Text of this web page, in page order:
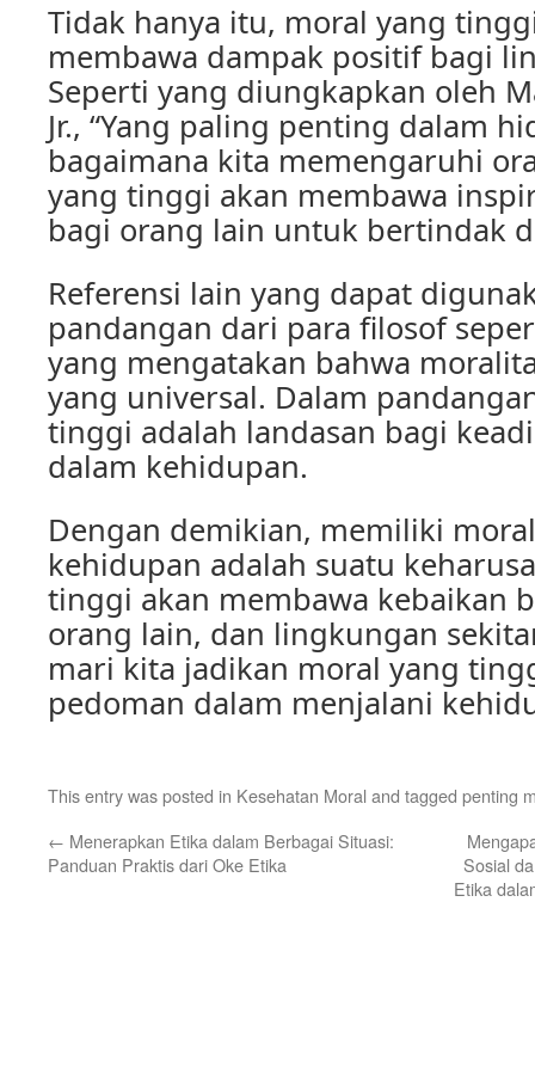
Tidak hanya itu, moral yang
membawa dampak positif bagi
Seperti yang diungkapkan oleh
Jr., “Yang paling penting dalam
bagaimana kita memengaruhi
yang tinggi akan membawa
bagi orang lain untuk bertindak
Referensi lain yang dapat
pandangan dari para filosof
yang mengatakan bahwa
yang universal. Dalam
tinggi adalah landasan bagi
dalam kehidupan.
Dengan demikian, memiliki
kehidupan adalah suatu
tinggi akan membawa kebaikan
orang lain, dan lingkungan
mari kita jadikan moral yang
pedoman dalam menjalani
This entry was posted in Kesehatan Moral and tagged penting
← Menerapkan Etika dalam Berbagai Situasi:
Panduan Praktis dari Oke Etika
Sosial
Etika